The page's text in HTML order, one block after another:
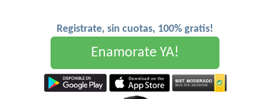
Registrate, sin cuotas, 100% gratis!
Enamorate YA!